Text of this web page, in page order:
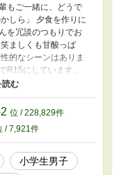
もご一緒に、どうで
しら」 夕食を作りに
を冗談のつもりでお
ましくも甘酸っぱ
的なシーンはありま
R15にしています。
容で投稿していま
ほっこり・じんわり
ました。
位 / 228,829件
/ 7,921件
小学生男子